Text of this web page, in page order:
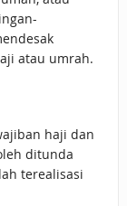
atau umrah.
haji dan
ditunda
terealisasi